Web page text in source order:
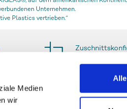
Medien
wir
Unternehmen.
Plastics vertrieben.“